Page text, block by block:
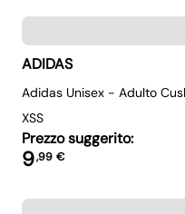
ADIDAS
Adidas Unisex - Adulto
XSS
Prezzo suggerito:
9,99 €